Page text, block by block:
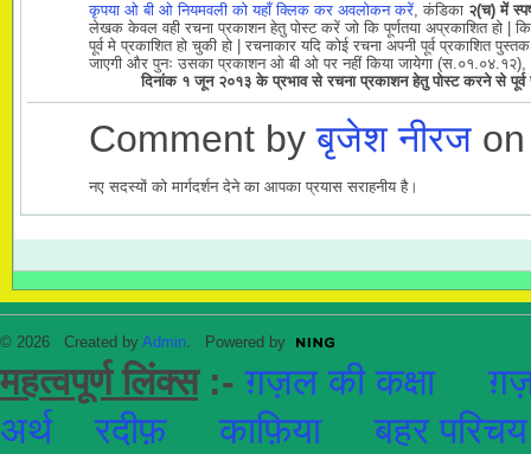
कृपया ओ बी ओ नियमवली को यहाँ क्लिक कर अवलोकन करें, कंडिका २(च) में
लेखक केवल वही रचना प्रकाशन हेतु पोस्ट करें जो कि पूर्णतया अप्रकाशित हो |
पूर्व मे प्रकाशित हो चुकी हो | रचनाकार यदि कोई रचना अपनी पूर्व प्रकाशित
जाएगी और पुनः उसका प्रकाशन ओ बी ओ पर नहीं किया जायेगा (स.०१.०४.१२),
दिनांक १ जून २०१३ के प्रभाव से रचना प्रकाशन हेतु पोस्ट करने से
Comment byबृजेश नीरज
नए सदस्यों को मार्गदर्शन देने का आपका प्रयास सराहनीय है।
© 2026 Created by Admin. Powered by
महत्वपूर्ण लिंक्स :- ग़ज़ल की कक्षा
अर्थ
रदीफ़ काफ़िया
बहर